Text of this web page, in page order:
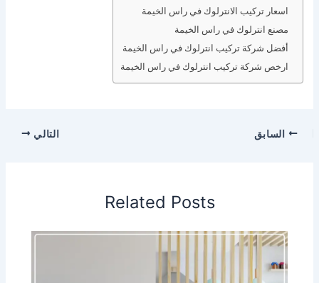
اسعار تركيب الانترلوك في راس الخيمة
مصنع انترلوك في راس الخيمة
أفضل شركة تركيب انترلوك في راس الخيمة
ارخص شركة تركيب انترلوك في راس الخيمة
السابق التالي
Related Posts